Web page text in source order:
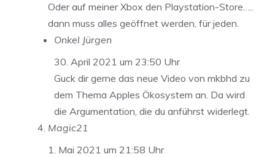
Oder auf meiner Xbox den Playstation-Store…..
dann muss alles geöffnet werden, für jeden.
Onkel Jürgen
30. April 2021 um 23:50 Uhr
Guck dir gerne das neue Video von mkbhd zu
dem Thema Apples Ökosystem an. Da wird
die Argumentation, die du anführst widerlegt.
Magic21
1. Mai 2021 um 21:58 Uhr